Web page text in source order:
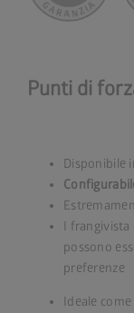
Punti di
Disponibile
I frangivista
possono
preferenze
Ideale